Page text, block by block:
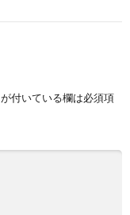
が付いている欄は必須項